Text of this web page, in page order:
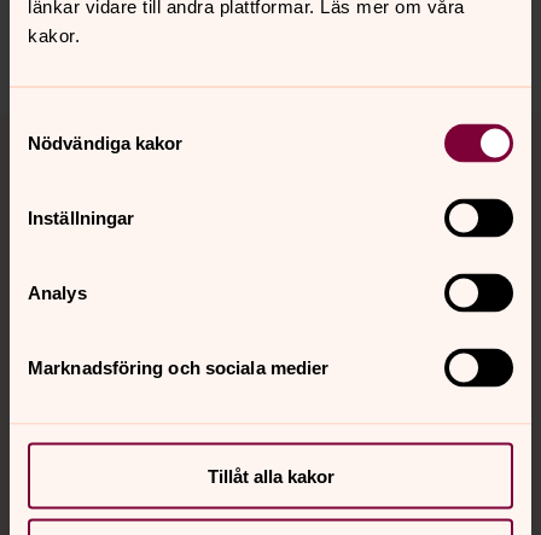
länkar vidare till andra plattformar. Läs mer om våra
kakor.
Nödvändiga kakor
Inställningar
Analys
Marknadsföring och sociala medier
Tillåt alla kakor
Dela
Hitta snabbt
Sociala kanaler